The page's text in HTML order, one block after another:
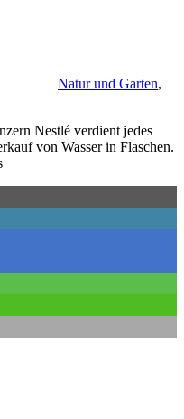
Natur und Garten,
Nestlé verdient jedes
von Wasser in Flaschen.